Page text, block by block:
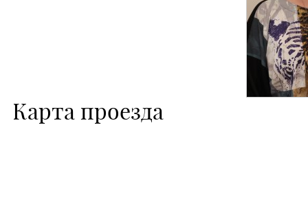
Карта проезда